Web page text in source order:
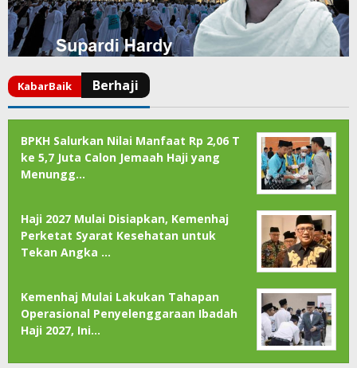
BPKH Salurkan Nilai Manfaat Rp 2,06 T
ke 5,7 Juta Calon Jemaah Haji yang
Menungg…
Haji 2027 Mulai Disiapkan, Kemenhaj
Perketat Syarat Kesehatan untuk
Tekan Angka …
Kemenhaj Mulai Lakukan Tahapan
Operasional Penyelenggaraan Ibadah
Haji 2027, Ini…